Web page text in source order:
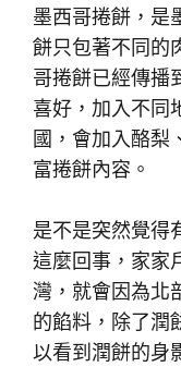
墨西哥捲餅，是
餅只包著不同的
哥捲餅已經傳播
喜好，加入不同
國，會加入酪梨
富捲餅內容。
是不是突然覺得
這麼回事，家家
灣，就會因為北
的餡料，除了潤
以看到潤餅的身